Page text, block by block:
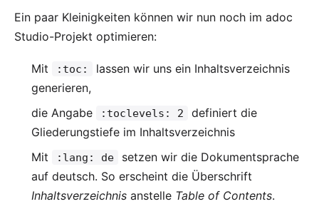
Ein paar Kleinigkeiten können wir nun noch im adoc
Studio-Projekt optimieren:
Mit :toc:
lassen wir uns ein Inhaltsverzeichnis
generieren,
die Angabe
:toclevels: 2
definiert die
Gliederungstiefe im Inhaltsverzeichnis
Mit
:lang: de
setzen wir die Dokumentsprache
auf deutsch. So erscheint die Überschrift
Inhaltsverzeichnis anstelle Table of Contents.